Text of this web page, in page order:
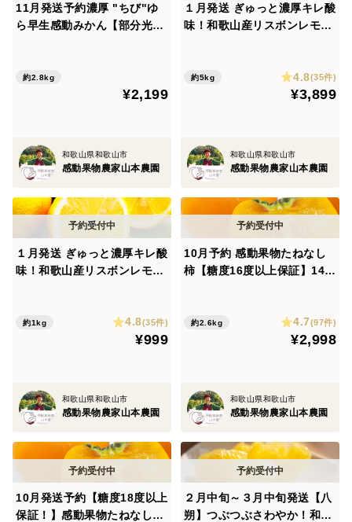
30年余の栽培の試行錯誤の末、【4つのポイント】に
の高い赤土土壌です。かなり栄養がある土な分、普通に
栽培すると、メタボ果物という、しまりの無い味わいに
なってしまいがちです。
11代続く試案の末、ミネラルBM農法という土壌微生物
の栄養を分解する力を意図的にコントロールして、メタ
ボになることを防ぐことが可能になりました。
あり豊かなおいしさを育むことができました。
土壌微生物の活動に着目している栽培のため、殺してし
まう除草剤はもってのほかです。雑草の土を持ち上げて
くれる作用により土もふかふかに保ちやすく、果樹の根
も呼吸しやすい環境を作るようにしています。
【味の決め手骨粉肥料】
11月発送予約濃厚 "ちび"ゆ
ら早生感動みかん【部分光セ
約2.8kg
¥2,199
和歌山県和歌山市
感動果物農家山本農園
１月発送 ぎゅっと濃厚キレ酸
味！和歌山産リスボンレモン
約5kg 4.8(35件)
¥3,899
和歌山県和歌山市
感動果物農家山本農園
１月発送 ぎゅっと濃厚キレ酸
味！和歌山産リスボンレモン
約1kg 4.8(35件)
¥999
和歌山県和歌山市
感動果物農家山本農園
10月予約 感動果物たねなし
柿【糖度16度以上保証】14玉
約2.6kg 4.7(97件)
¥2,998
和歌山県和歌山市
感動果物農家山本農園
10月発送予約【糖度18度以上
保証！】感動果物たねなし柿
２月中旬～３月中旬発送【八
朔】つぶつぶさわやか！和歌